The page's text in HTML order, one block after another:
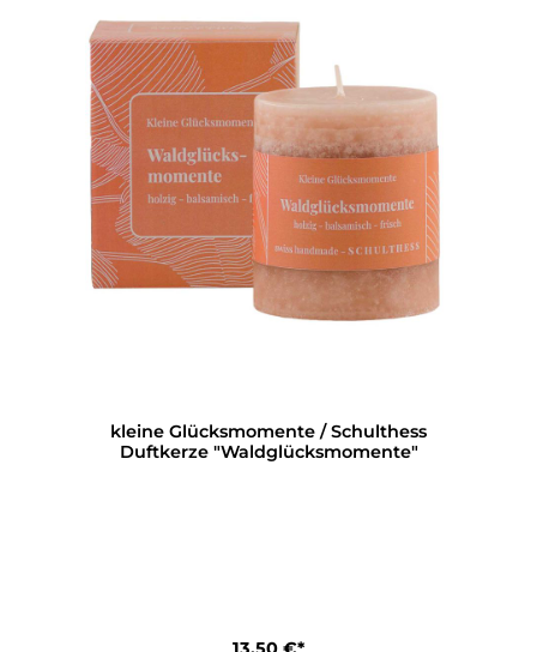
kleine Glücksmomente / Schulthess
Duftkerze "Waldglücksmomente"